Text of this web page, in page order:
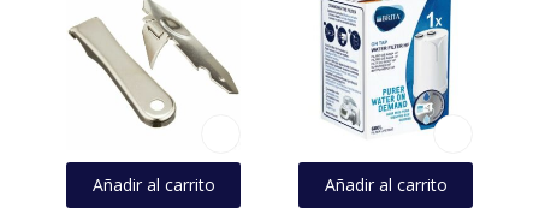
Añadir al carrito Añadir al carrito